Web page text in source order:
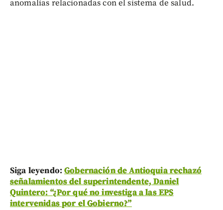
anomalías relacionadas con el sistema de salud.
Siga leyendo:Gobernación de Antioquia rechazó
señalamientos del superintendente, Daniel
Quintero: “¿Por qué no investiga a las EPS
intervenidas por el Gobierno?”